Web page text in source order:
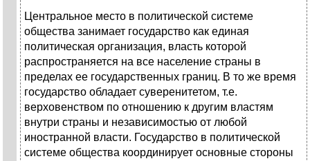
Центральное место в политической системе
общества занимает государство как единая
политическая организация, власть которой
распространяется на все население страны в
пределах ее государственных границ. В то же время
государство обладает суверенитетом, т.е.
верховенством по отношению к другим властям
внутри страны и независимостью от любой
иностранной власти. Государство в политической
системе общества координирует основные стороны